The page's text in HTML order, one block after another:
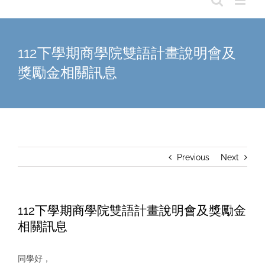
112下學期商學院雙語計畫說明會及
獎勵金相關訊息
Previous Next
112下學期商學院雙語計畫說明會及獎勵金
相關訊息
同學好，